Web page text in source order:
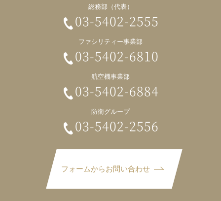
フォームからお問い合わせ
総務部（代表）
03-5402-2555
ファシリティー事業部
03-5402-6810
航空機事業部
03-5402-6884
防衛グループ
03-5402-2556